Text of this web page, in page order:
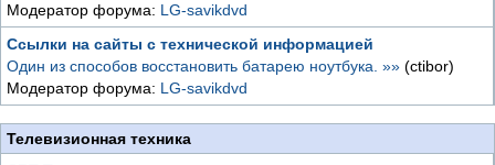
Модератор форума: LG-savikdvd
Ссылки на сайты с технической информацией
Один из способов восстановить батарею ноутбука. »» (ctibor)
Модератор форума: LG-savikdvd
Телевизионная техника